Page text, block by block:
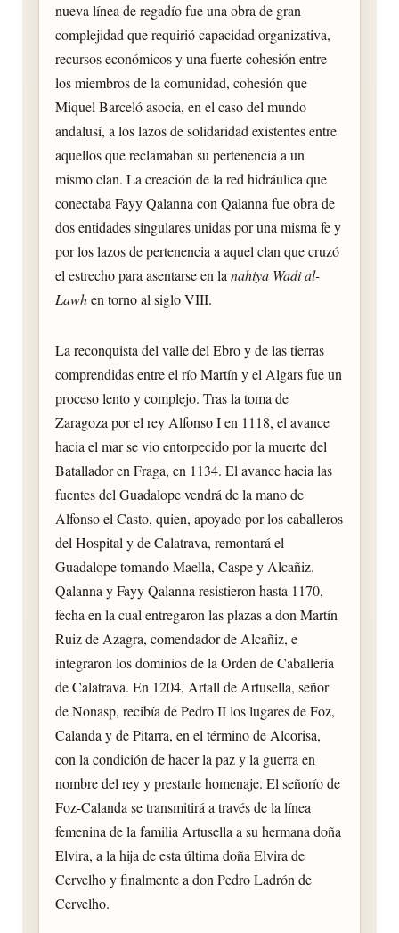
nueva línea de regadío fue una obra de gran
complejidad que requirió capacidad organizativa,
recursos económicos y una fuerte cohesión entre
los miembros de la comunidad, cohesión que
Miquel Barceló asocia, en el caso del mundo
andalusí, a los lazos de solidaridad existentes entre
aquellos que reclamaban su pertenencia a un
mismo clan. La creación de la red hidráulica que
conectaba Fayy Qalanna con Qalanna fue obra de
dos entidades singulares unidas por una misma fe y
por los lazos de pertenencia a aquel clan que cruzó
el estrecho para asentarse en lanahiya Wadi al-
Lawhen torno al siglo VIII.
La reconquista del valle del Ebro y de las tierras
comprendidas entre el río Martín y el Algars fue un
proceso lento y complejo. Tras la toma de
Zaragoza por el rey Alfonso I en 1118, el avance
hacia el mar se vio entorpecido por la muerte del
Batallador en Fraga, en 1134. El avance hacia las
fuentes del Guadalope vendrá de la mano de
Alfonso el Casto, quien, apoyado por los caballeros
del Hospital y de Calatrava, remontará el
Guadalope tomando Maella, Caspe y Alcañiz.
Qalanna y Fayy Qalanna resistieron hasta 1170,
fecha en la cual entregaron las plazas a don Martín
Ruiz de Azagra, comendador de Alcañiz, e
integraron los dominios de la Orden de Caballería
de Calatrava. En 1204, Artall de Artusella, señor
de Nonasp, recibía de Pedro II los lugares de Foz,
Calanda y de Pitarra, en el término de Alcorisa,
con la condición de hacer la paz y la guerra en
nombre del rey y prestarle homenaje. El señorío de
Foz-Calanda se transmitirá a través de la línea
femenina de la familia Artusella a su hermana doña
Elvira, a la hija de esta última doña Elvira de
Cervelho y finalmente a don Pedro Ladrón de
Cervelho.